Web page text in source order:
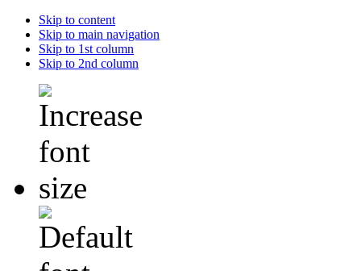
Skip to content
Skip to main navigation
Skip to 1st column
Skip to 2nd column